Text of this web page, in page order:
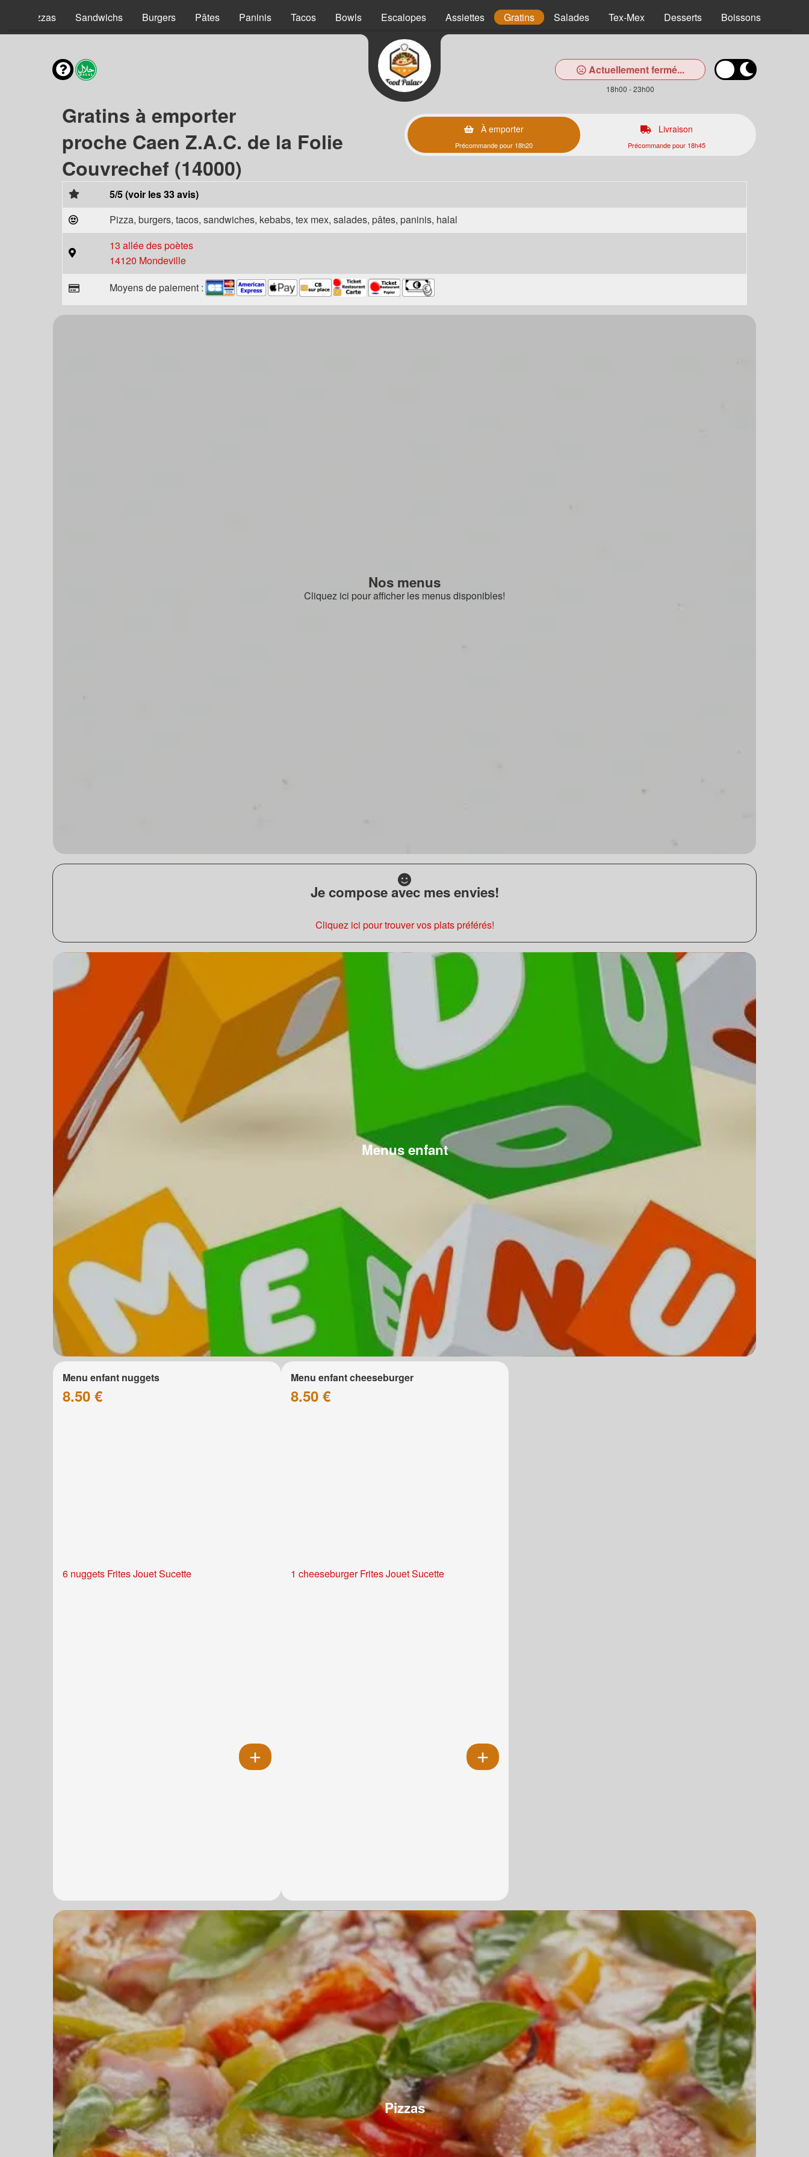
Pizzas Sandwichs Burgers Pâtes Paninis Tacos Bowls Escalopes Assiettes Gratins Salades Tex-Mex Desserts Boissons
Actuellement fermé...
18h00 - 23h00
Gratins à emporter
proche Caen Z.A.C. de la Folie
Couvrechef (14000)
À emporter
Précommande pour 18h20
Livraison
Précommande pour 18h45
5/5 (voir les 33 avis)
Pizza, burgers, tacos, sandwiches, kebabs, tex mex, salades, pâtes, paninis, halal
13 allée des poètes
14120 Mondeville
Moyens de paiement :
Nos menus
Cliquez ici pour afficher les menus disponibles!
Je compose avec mes envies!
Cliquez ici pour trouver vos plats préférés!
Menus enfant
Menu enfant nuggets
8.50 €
6 nuggets Frites Jouet Sucette
Menu enfant cheeseburger
8.50 €
1 cheeseburger Frites Jouet Sucette
Pizzas